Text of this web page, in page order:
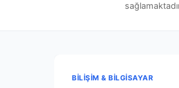
BILIŞIM & BILGISAYAR